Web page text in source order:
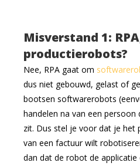
Misverstand 1:
productierobots?
Nee, RPA gaat om
dus niet gebouwd, gelast of
bootsen softwarerobots
handelen na van een
zit. Dus stel je voor dat je het
van een factuur wilt
dan dat de robot de